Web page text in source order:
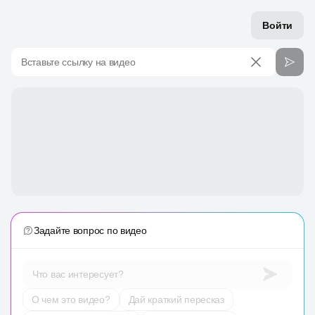
Войти
Вставьте ссылку на видео
Задайте вопрос по видео
Что вас интересует?
О чем это видео?
Дай краткий пересказ